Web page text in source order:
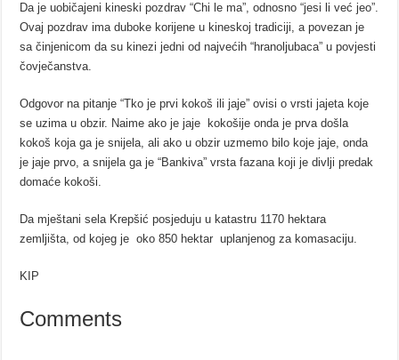
Da je uobičajeni kineski pozdrav “Chi le ma”, odnosno “jesi li već jeo”.
Ovaj pozdrav ima duboke korijene u kineskoj tradiciji, a povezan je
sa činjenicom da su kinezi jedni od najvećih “hranoljubaca” u povjesti
čovječanstva.
Odgovor na pitanje “Tko je prvi kokoš ili jaje” ovisi o vrsti jajeta koje
se uzima u obzir. Naime ako je jaje kokošije onda je prva došla
kokoš koja ga je snijela, ali ako u obzir uzmemo bilo koje jaje, onda
je jaje prvo, a snijela ga je “Bankiva” vrsta fazana koji je divlji predak
domaće kokoši.
Da mještani sela Krepšić posjeduju u katastru 1170 hektara
zemljišta, od kojeg je oko 850 hektar uplanjenog za komasaciju.
KIP
Comments